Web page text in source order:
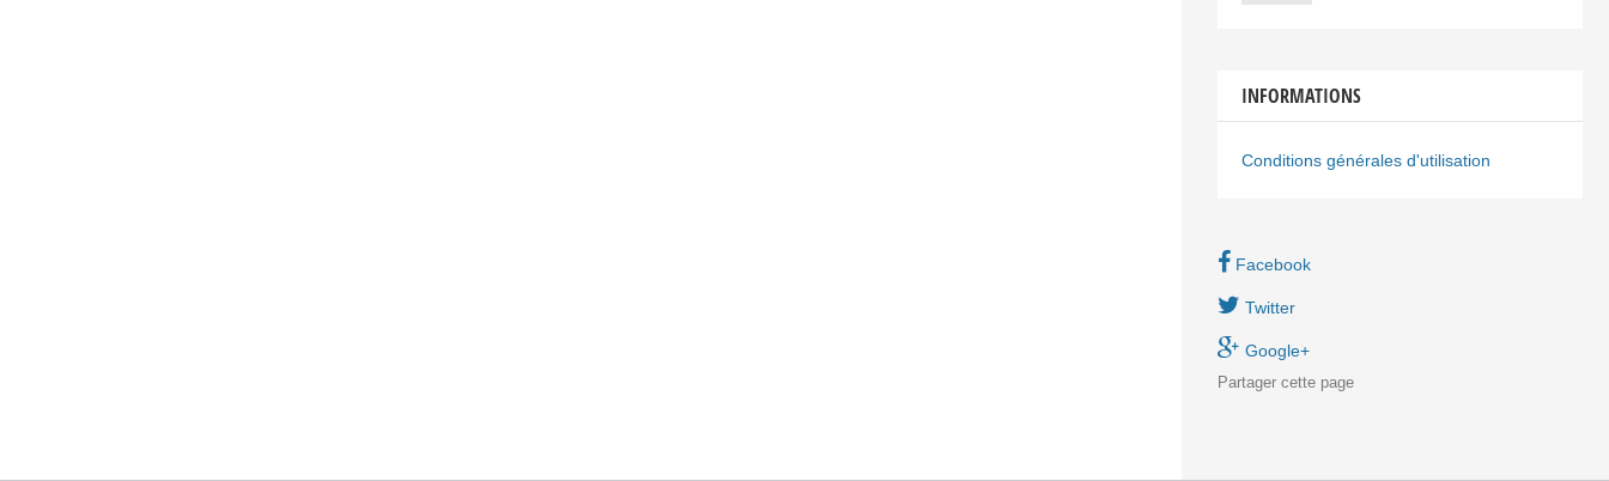
INFORMATIONS
Conditions générales d'utilisation
Facebook
Twitter
Google+
Partager cette page